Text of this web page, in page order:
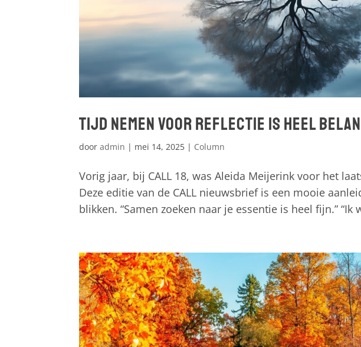
Tijd nemen voor reflectie is heel
dooradmin | mei 14, 2025 | Column
Vorig jaar, bij CALL 18, was Aleida Meijerink voor het
Deze editie van de CALL nieuwsbrief is een mooie
blikken. “Samen zoeken naar je essentie is heel fijn.” “Ik